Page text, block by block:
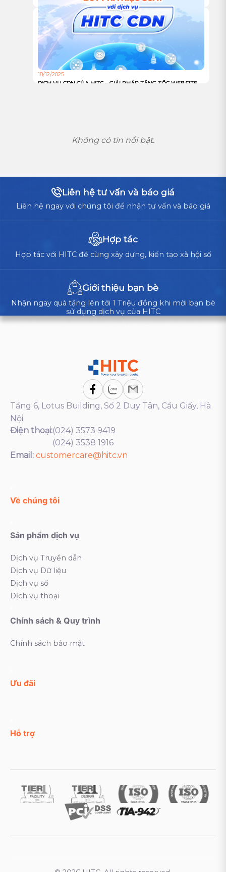
TỰ XÂY HAY THUÊ TRUNG TÂM DỮ LIỆU: ĐÂU LÀ LỰA
CHỌN TỐI ƯU CHO DOANH NGHIỆP?
18/12/2025
DỊCH VỤ CDN CỦA HITC – GIẢI PHÁP TĂNG TỐC WEBSITE
Không có tin nổi bật.
Liên hệ tư vấn và báo giá
Liên hệ ngay với chúng tôi để nhận tư vấn và báo giá
Hợp tác
Hợp tác với HITC để cùng xây dựng, kiến tạo xã hội số
Giới thiệu bạn bè
Nhận ngay quà tặng lên tới 1 Triệu đồng khi mời bạn bè
sử dụng dịch vụ của HITC
Tầng 6, Lotus Building, Số 2 Duy Tân, Cầu Giấy, Hà
Nội
Điện thoại:(024) 3573 9419
(024) 3538 1916
Email: customercare@hitc.vn
Về chúng tôi
Sản phẩm dịch vụ
Dịch vụ Truyền dẫn
Dịch vụ Dữ liệu
Dịch vụ số
Dịch vụ thoại
Chính sách & Quy trình
Chính sách bảo mật
Ưu đãi
Hỗ trợ